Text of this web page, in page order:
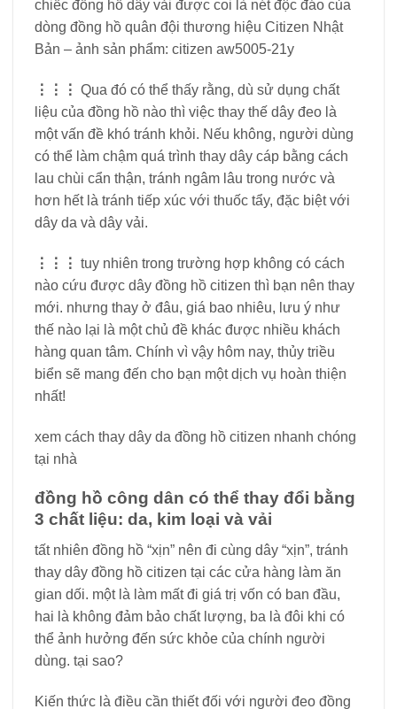
chiếc đồng hồ dây vải được coi là nét độc đáo của
dòng đồng hồ quân đội thương hiệu Citizen Nhật
Bản – ảnh sản phẩm: citizen aw5005-21y
⋮⋮⋮ Qua đó có thể thấy rằng, dù sử dụng chất
liệu của đồng hồ nào thì việc thay thế dây đeo là
một vấn đề khó tránh khỏi. Nếu không, người dùng
có thể làm chậm quá trình thay dây cáp bằng cách
lau chùi cẩn thận, tránh ngâm lâu trong nước và
hơn hết là tránh tiếp xúc với thuốc tẩy, đặc biệt với
dây da và dây vải.
⋮⋮⋮ tuy nhiên trong trường hợp không có cách
nào cứu được dây đồng hồ citizen thì bạn nên thay
mới. nhưng thay ở đâu, giá bao nhiêu, lưu ý như
thế nào lại là một chủ đề khác được nhiều khách
hàng quan tâm. Chính vì vậy hôm nay, thủy triều
biển sẽ mang đến cho bạn một dịch vụ hoàn thiện
nhất!
xem cách thay dây da đồng hồ citizen nhanh chóng
tại nhà
đồng hồ công dân có thể thay đổi bằng
3 chất liệu: da, kim loại và vải
tất nhiên đồng hồ “xịn” nên đi cùng dây “xịn”, tránh
thay dây đồng hồ citizen tại các cửa hàng làm ăn
gian dối. một là làm mất đi giá trị vốn có ban đầu,
hai là không đảm bảo chất lượng, ba là đôi khi có
thể ảnh hưởng đến sức khỏe của chính người
dùng. tại sao?
Kiến thức là điều cần thiết đối với người đeo đồng